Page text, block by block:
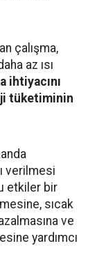
çalışma,
az ısı
ihtiyacını
tüketiminin
verilmesi
etkiler bir
sıcak
ve
yardımcı